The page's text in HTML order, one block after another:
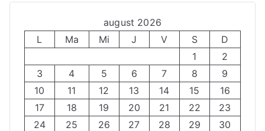
august 2026
L
Ma Mi J V S
D
1
2
3
4 5 6 7 8
9
10
11 12 13 14 15
16
17
18 19 20 21 22
23
24
25 26 27 28 29
30